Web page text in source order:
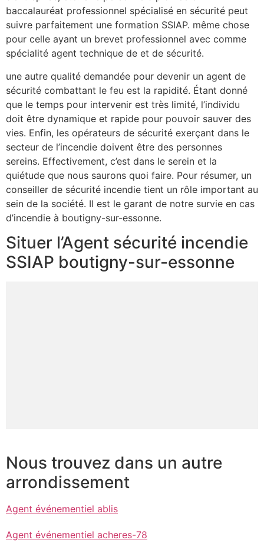
baccalauréat professionnel spécialisé en sécurité peut
suivre parfaitement une formation SSIAP. même chose
pour celle ayant un brevet professionnel avec comme
spécialité agent technique de et de sécurité.
une autre qualité demandée pour devenir un agent de
sécurité combattant le feu est la rapidité. Étant donné
que le temps pour intervenir est très limité, l’individu
doit être dynamique et rapide pour pouvoir sauver des
vies. Enfin, les opérateurs de sécurité exerçant dans le
secteur de l’incendie doivent être des personnes
sereins. Effectivement, c’est dans le serein et la
quiétude que nous saurons quoi faire. Pour résumer, un
conseiller de sécurité incendie tient un rôle important au
sein de la société. Il est le garant de notre survie en cas
d’incendie à boutigny-sur-essonne.
Situer l’Agent sécurité incendie
SSIAP boutigny-sur-essonne
Nous trouvez dans un autre
arrondissement
Agent événementiel ablis
Agent événementiel acheres-78